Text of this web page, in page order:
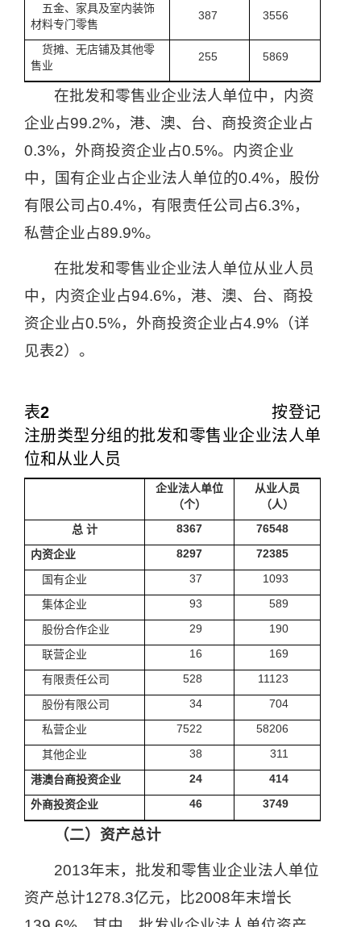
五金、家具及室内装饰
材料专门零售
387 3556
货摊、无店铺及其他零
售业
255 5869
在批发和零售业企业法人单位中，内资
企业占99.2%，港、澳、台、商投资企业占
0.3%，外商投资企业占0.5%。内资企业
中，国有企业占企业法人单位的0.4%，股份
有限公司占0.4%，有限责任公司占6.3%，
私营企业占89.9%。
在批发和零售业企业法人单位从业人员
中，内资企业占94.6%，港、澳、台、商投
资企业占0.5%，外商投资企业占4.9% （详
见表2）。
表2
按登记
注册类型分组的批发和零售业企业法人单
位和从业人员
企业法人单位
（个）
从业人员
（人）
总 计 8367
76548
内资企业
8297
72385
国有企业
37
1093
集体企业
93
589
股份合作企业
29
190
联营企业
16
169
有限责任公司
528
11123
股份有限公司
34
704
私营企业
7522
58206
其他企业
38
311
港澳台商投资企业
24
414
外商投资企业
46 3749
（二）资产总计
2013年末，批发和零售业企业法人单位
资产总计1278.3亿元，比2008年末增长